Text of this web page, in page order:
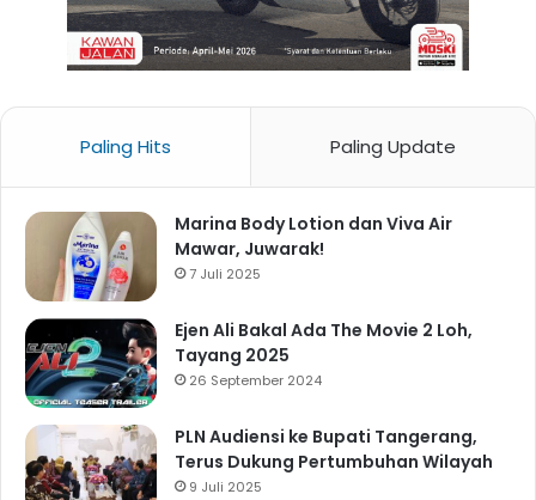
Paling Hits Paling Update
Marina Body Lotion dan Viva Air
Mawar, Juwarak!
7 Juli 2025
Ejen Ali Bakal Ada The Movie 2 Loh,
Tayang 2025
26 September 2024
PLN Audiensi ke Bupati Tangerang,
Terus Dukung Pertumbuhan Wilayah
9 Juli 2025